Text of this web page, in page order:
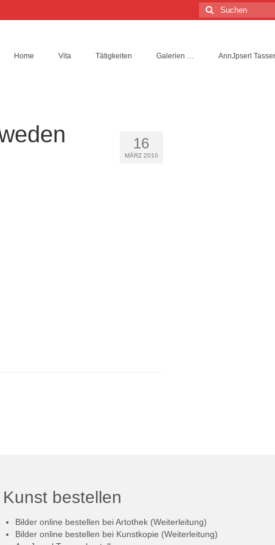
Suchen
nach:
Home Vita Tätigkeiten Galerien … AnnJpserl
16
MÄRZ 2010
Kunst bestellen
Bilder online bestellen bei Artothek (Weiterleitung)
Bilder online bestellen bei Kunstkopie (Weiterleitung)